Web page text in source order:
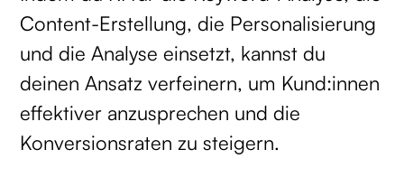
Content-Erstellung, die Personalisierung
und die Analyse einsetzt, kannst du
deinen Ansatz verfeinern, um Kund:innen
effektiver anzusprechen und die
Konversionsraten zu steigern.